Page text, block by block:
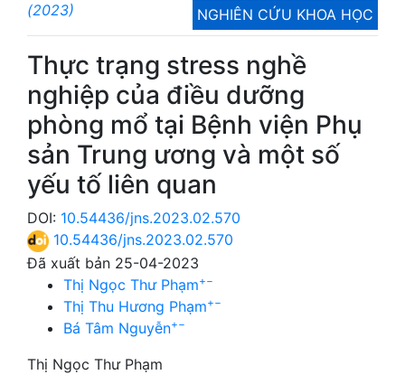
(2023)
NGHIÊN CỨU KHOA HỌC
Thực trạng stress nghề
nghiệp của điều dưỡng
phòng mổ tại Bệnh viện Phụ
sản Trung ương và một số
yếu tố liên quan
DOI: 10.54436/jns.2023.02.570
10.54436/jns.2023.02.570
Đã xuất bản 25-04-2023
Thị Ngọc Thư Phạm+−
Thị Thu Hương Phạm+−
Bá Tâm Nguyễn+−
Thị Ngọc Thư Phạm